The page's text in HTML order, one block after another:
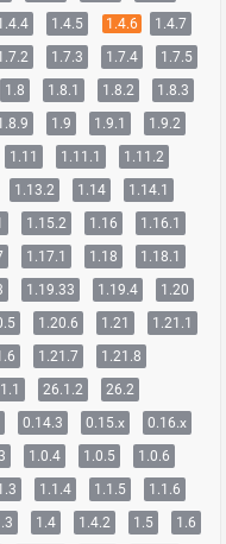
1.4.5 1.4.6
1.4.7
1.7.3 1.7.4
1.7.5
1.8 1.8.1 1.8.2
1.8.3
1.9 1.9.1
1.9.2
1.11 1.11.1
1.11.2
1.13.2 1.14
1.14.1
1.15.2 1.16
1.16.1
1.17.1 1.18
1.18.1
1.19.33 1.19.4
1.20
1.20.6 1.21
1.21.1
1.21.7
1.21.8
26.1.2 26.2
0.14.3 0.15.x
0.16.x
1.0.4 1.0.5
1.0.6
1.1.4 1.1.5
1.1.6
1.4 1.4.2 1.5
1.6